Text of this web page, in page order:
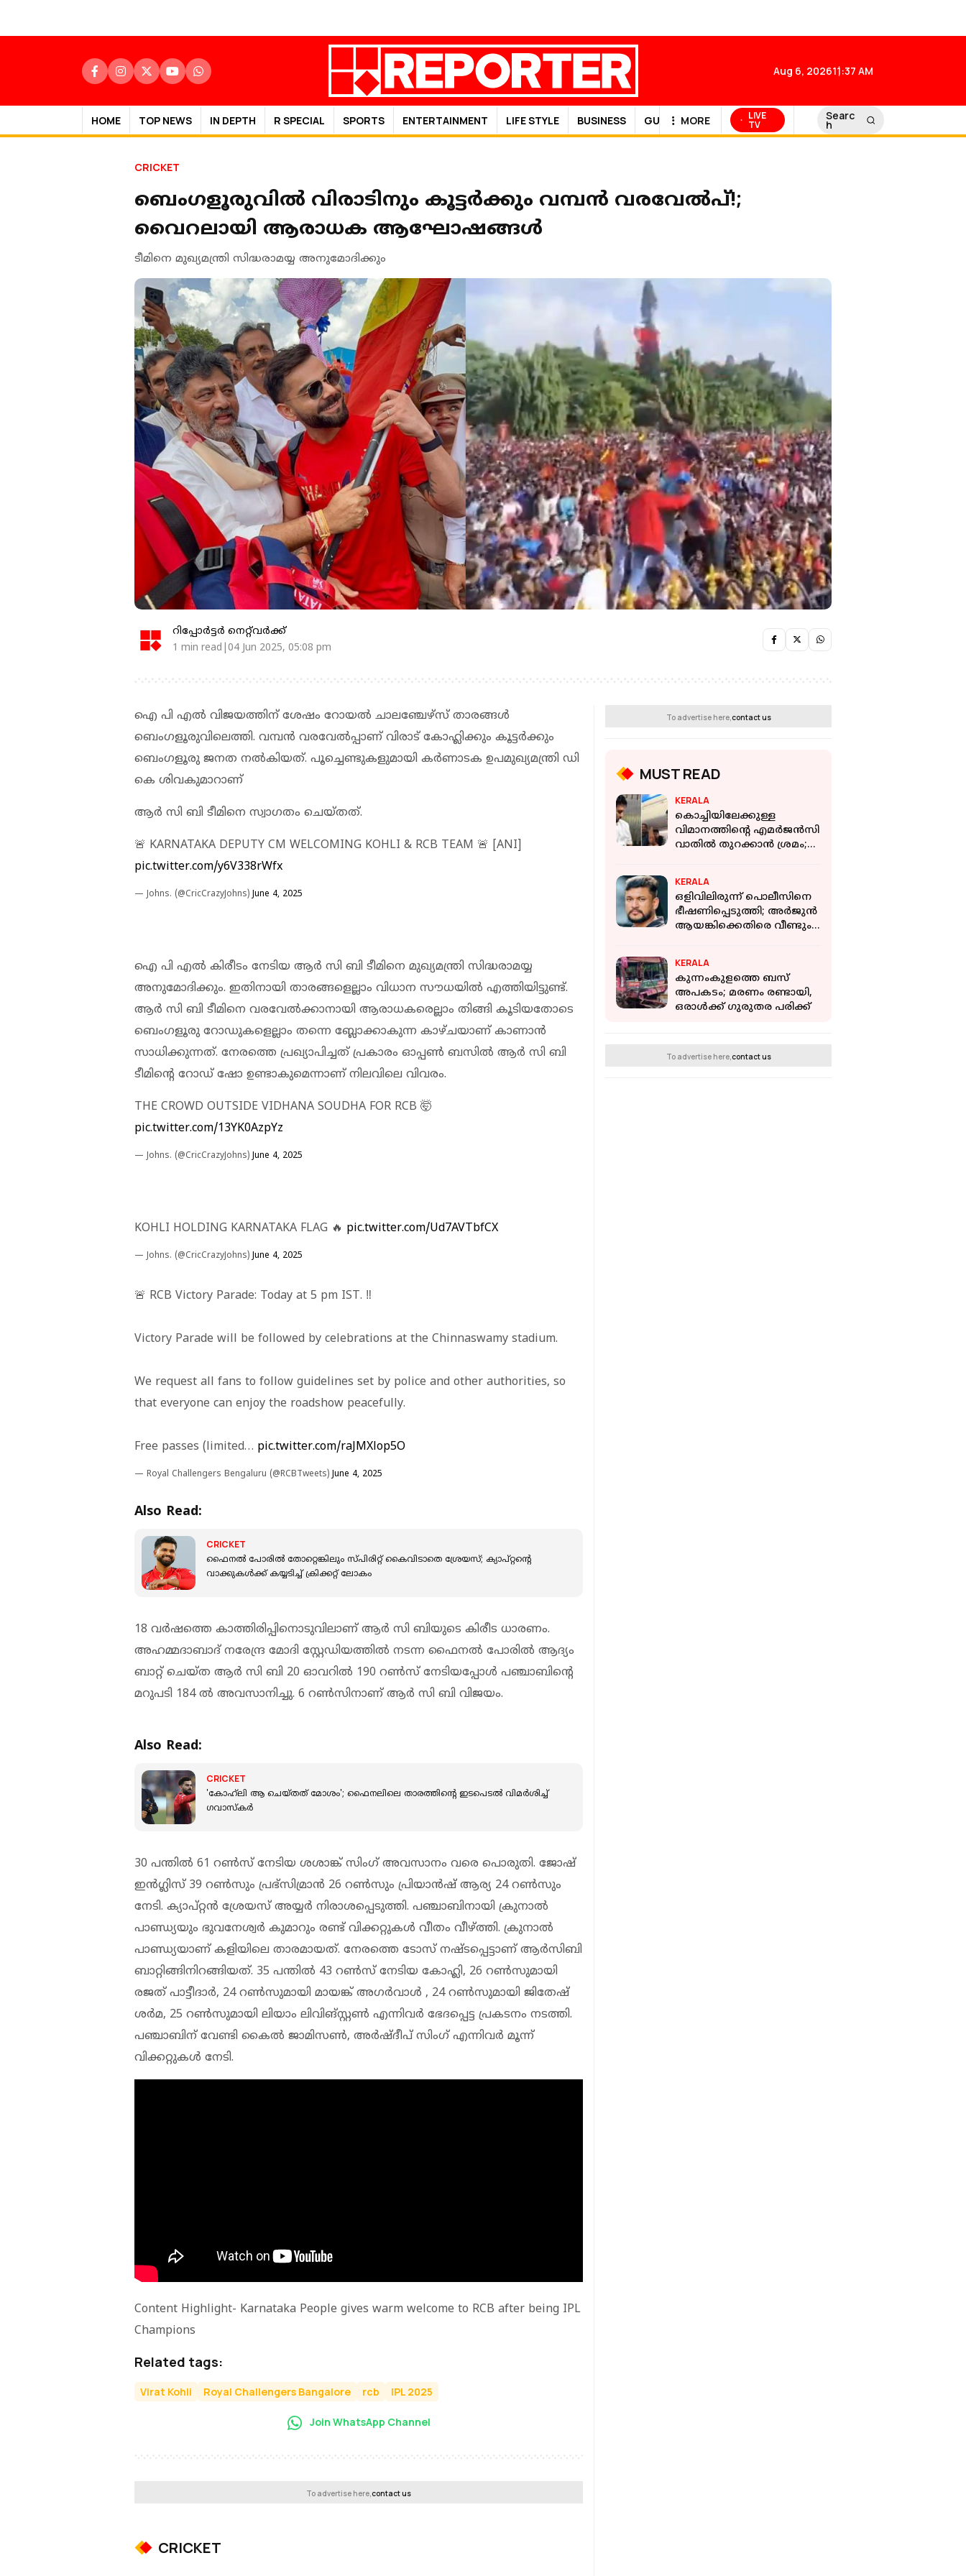
Aug 6, 202611:37 AM
HOME TOP NEWS IN DEPTH R SPECIAL SPORTS ENTERTAINMENT LIFE STYLE BUSINESS GULF NEWS
MORE LIVE
TV
Searc
h
CRICKET
ബെംഗളൂരുവില്‍ വിരാടിനും കൂട്ടര്‍ക്കും വമ്പന്‍ വരവേല്‍പ്!;
വെെറലായി ആരാധക ആഘോഷങ്ങള്‍
ടീമിനെ മുഖ്യമന്ത്രി സിദ്ധരാമയ്യ അനുമോദിക്കും
റിപ്പോർട്ടർ നെറ്റ്‌വര്‍ക്ക്‌
1 min read|04 Jun 2025, 05:08 pm
ഐ പി എല്‍ വിജയത്തിന് ശേഷം റോയല്‍ ചാലഞ്ചേഴ്‌സ് താരങ്ങള്‍
ബെംഗളൂരുവിലെത്തി. വമ്പന്‍ വരവേല്‍പ്പാണ് വിരാട് കോഹ്ലിക്കും കൂട്ടര്‍ക്കും
ബെംഗളൂരു ജനത നല്‍കിയത്. പൂച്ചെണ്ടുകളുമായി കര്‍ണാടക ഉപമുഖ്യമന്ത്രി ഡി
കെ ശിവകുമാറാണ്
ആര്‍ സി ബി ടീമിനെ സ്വാഗതം ചെയ്തത്.
🚨 KARNATAKA DEPUTY CM WELCOMING KOHLI & RCB TEAM 🚨 [ANI]
pic.twitter.com/y6V338rWfx
— Johns. (@CricCrazyJohns) June 4, 2025
ഐ പി എല്‍ കിരീടം നേടിയ ആര്‍ സി ബി ടീമിനെ മുഖ്യമന്ത്രി സിദ്ധരാമയ്യ
അനുമോദിക്കും. ഇതിനായി താരങ്ങളെല്ലാം വിധാന സൗധയില്‍ എത്തിയിട്ടുണ്ട്.
ആര്‍ സി ബി ടീമിനെ വരവേല്‍ക്കാനായി ആരാധകരെല്ലാം തിങ്ങി കൂടിയതോടെ
ബെംഗളൂരു റോഡുകളെല്ലാം തന്നെ ബ്ലോക്കാകുന്ന കാഴ്ചയാണ് കാണാന്‍
സാധിക്കുന്നത്. നേരത്തെ പ്രഖ്യാപിച്ചത് പ്രകാരം ഓപ്പണ്‍ ബസില്‍ ആര്‍ സി ബി
ടീമിന്റെ റോഡ് ഷോ ഉണ്ടാകുമെന്നാണ് നിലവിലെ വിവരം.
THE CROWD OUTSIDE VIDHANA SOUDHA FOR RCB 🤯
pic.twitter.com/13YK0AzpYz
— Johns. (@CricCrazyJohns) June 4, 2025
KOHLI HOLDING KARNATAKA FLAG 🔥 pic.twitter.com/Ud7AVTbfCX
— Johns. (@CricCrazyJohns) June 4, 2025
🚨 RCB Victory Parade: Today at 5 pm IST. ‼️
Victory Parade will be followed by celebrations at the Chinnaswamy stadium.
We request all fans to follow guidelines set by police and other authorities, so
that everyone can enjoy the roadshow peacefully.
Free passes (limited… pic.twitter.com/raJMXlop5O
— Royal Challengers Bengaluru (@RCBTweets) June 4, 2025
Also Read:
CRICKET
ഫൈനൽ പോരിൽ തോറ്റെങ്കിലും സ്പിരിറ്റ് കൈവിടാതെ ശ്രേയസ്; ക്യാപ്റ്റന്റെ
വാക്കുകൾക്ക് കയ്യടിച്ച് ക്രിക്കറ്റ് ലോകം
18 വര്‍ഷത്തെ കാത്തിരിപ്പിനൊടുവിലാണ് ആര്‍ സി ബിയുടെ കിരീട ധാരണം.
അഹമ്മദാബാദ് നരേന്ദ്ര മോദി സ്റ്റേഡിയത്തില്‍ നടന്ന ഫൈനല്‍ പോരില്‍ ആദ്യം
ബാറ്റ് ചെയ്ത ആര്‍ സി ബി 20 ഓവറില്‍ 190 റണ്‍സ് നേടിയപ്പോള്‍ പഞ്ചാബിന്റെ
മറുപടി 184 ല്‍ അവസാനിച്ചു. 6 റണ്‍സിനാണ് ആര്‍ സി ബി വിജയം.
Also Read:
CRICKET
'കോഹ്‌ലി ആ ചെയ്തത് മോശം'; ഫൈനലിലെ താരത്തിന്റെ ഇടപെടൽ വിമർശിച്ച്
ഗവാസ്‌കർ
30 പന്തില്‍ 61 റണ്‍സ് നേടിയ ശശാങ്ക് സിംഗ് അവസാനം വരെ പൊരുതി. ജോഷ്
ഇന്‍ഗ്ലിസ് 39 റണ്‍സും പ്രഭ്‌സിമ്രാന്‍ 26 റണ്‍സും പ്രിയാന്‍ഷ് ആര്യ 24 റണ്‍സും
നേടി. ക്യാപ്റ്റന്‍ ശ്രേയസ് അയ്യര്‍ നിരാശപ്പെടുത്തി. പഞ്ചാബിനായി ക്രുനാല്‍
പാണ്ഡ്യയും ഭുവനേശ്വര്‍ കുമാറും രണ്ട് വിക്കറ്റുകള്‍ വീതം വീഴ്ത്തി. ക്രുനാല്‍
പാണ്ഡ്യയാണ് കളിയിലെ താരമായത്. നേരത്തെ ടോസ് നഷ്ടപ്പെട്ടാണ് ആര്‍സിബി
ബാറ്റിങ്ങിനിറങ്ങിയത്. 35 പന്തില്‍ 43 റണ്‍സ് നേടിയ കോഹ്ലി, 26 റണ്‍സുമായി
രജത് പാട്ടീദാര്‍, 24 റണ്‍സുമായി മായങ്ക് അഗര്‍വാള്‍ , 24 റണ്‍സുമായി ജിതേഷ്
ശര്‍മ, 25 റണ്‍സുമായി ലിയാം ലിവിങ്സ്റ്റണ്‍ എന്നിവര്‍ ഭേദപ്പെട്ട പ്രകടനം നടത്തി.
പഞ്ചാബിന് വേണ്ടി കൈല്‍ ജാമിസണ്‍, അര്‍ഷ്ദീപ് സിംഗ് എന്നിവര്‍ മൂന്ന്
വിക്കറ്റുകള്‍ നേടി.
Content Highlight- Karnataka People gives warm welcome to RCB after being IPL
Champions
Related tags:
Virat Kohli Royal Challengers Bangalore rcb IPL 2025
Join WhatsApp Channel
To advertise here,contact us
CRICKET
To advertise here, contact us
MUST READ
KERALA
കൊച്ചിയിലേക്കുള്ള
വിമാനത്തിൻ്റെ എമര്‍ജന്‍സി
വാതില്‍ തുറക്കാന്‍ ശ്രമം;
KERALA
ഒളിവിലിരുന്ന് പൊലീസിനെ
ഭീഷണിപ്പെടുത്തി; അർജുൻ
ആയങ്കിക്കെതിരെ വീണ്ടും
KERALA
കുന്നംകുളത്തെ ബസ്
അപകടം; മരണം രണ്ടായി,
ഒരാള്‍ക്ക് ഗുരുതര പരിക്ക്
To advertise here, contact us